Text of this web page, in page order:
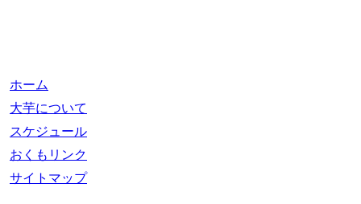
ホーム
大芋について
スケジュール
おくもリンク
サイトマップ